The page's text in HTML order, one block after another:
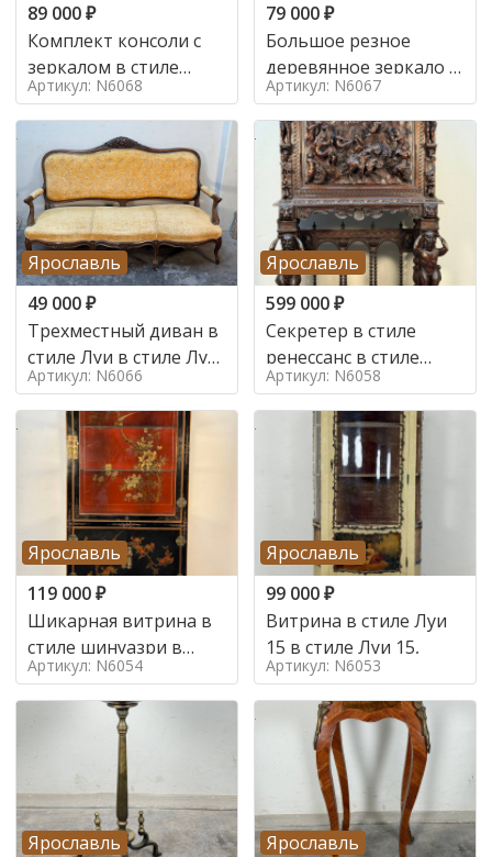
89 000₽
Комплект консоли с
зеркалом в стиле
ренессанс,
Артикул: N6068
79 000₽
Большое резное
деревянное зеркало с
золочением в стиле
Артикул: N6067
Ярославль
49 000₽
Трехместный диван в
стиле Луи в стиле Луи
16,
Артикул: N6066
Ярославль
599 000₽
Секретер в стиле
ренессанс в стиле
ренессанс, 19 век
Артикул: N6058
Ярославль
119 000₽
Шикарная витрина в
стиле шинуазри в
стиле шинуазри,
Артикул: N6054
Ярославль
99 000₽
Витрина в стиле Луи
15 в стиле Луи 15,
Артикул: N6053
Ярославль
Ярославль